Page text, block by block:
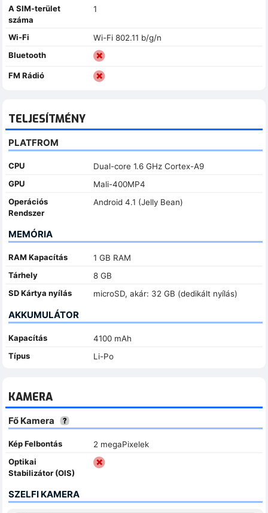
A SIM-terület
száma
1
Wi-Fi
Wi-Fi 802.11 b/g/n
Bluetooth
FM Rádió
TELJESÍTMÉNY
PLATFROM
CPU
Dual-core 1.6 GHz Cortex-A9
GPU
Mali-400MP4
Operációs
Rendszer
Android 4.1 (Jelly Bean)
MEMÓRIA
RAM Kapacítás
1 GB RAM
Tárhely
8 GB
SD Kártya nyílás
microSD, akár: 32 GB (dedikált nyílás)
AKKUMULÁTOR
Kapacítás
4100 mAh
Típus
Li-Po
KAMERA
Fő Kamera
Kép Felbontás
2 megaPixelek
Optikai
Stabilizátor (OIS)
SZELFI KAMERA